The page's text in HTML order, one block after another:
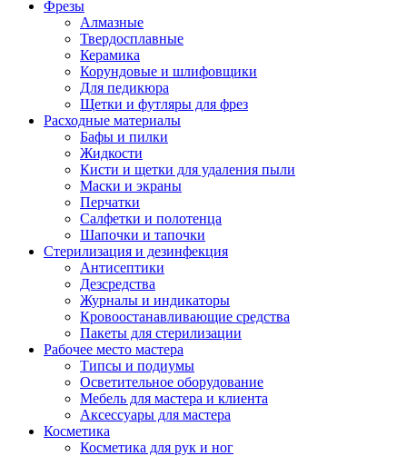
Фрезы
Алмазные
Твердосплавные
Керамика
Корундовые и шлифовщики
Для педикюра
Щетки и футляры для фрез
Расходные материалы
Бафы и пилки
Жидкости
Кисти и щетки для удаления пыли
Маски и экраны
Перчатки
Салфетки и полотенца
Шапочки и тапочки
Стерилизация и дезинфекция
Антисептики
Дезсредства
Журналы и индикаторы
Кровоостанавливающие средства
Пакеты для стерилизации
Рабочее место мастера
Типсы и подиумы
Осветительное оборудование
Мебель для мастера и клиента
Аксессуары для мастера
Косметика
Косметика для рук и ног